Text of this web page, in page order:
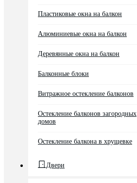
Пластиковые окна на балкон
Алюминиевые окна на балкон
Деревянные окна на балкон
Балконные блоки
Витражное остекление балконов
Остекление балконов загородных
домов
Остекление балкона в хрущевке
Двери